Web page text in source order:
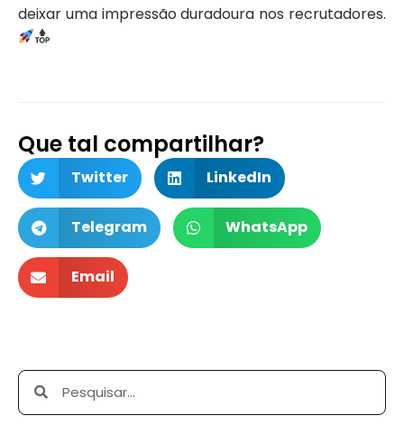
deixar uma impressão duradoura nos recrutadores.
Que tal compartilhar?
Twitter LinkedIn
Telegram WhatsApp
Email
Pesquisar